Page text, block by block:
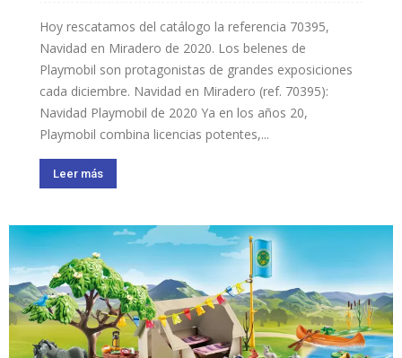
Hoy rescatamos del catálogo la referencia 70395,
Navidad en Miradero de 2020. Los belenes de
Playmobil son protagonistas de grandes exposiciones
cada diciembre. Navidad en Miradero (ref. 70395):
Navidad Playmobil de 2020 Ya en los años 20,
Playmobil combina licencias potentes,...
Leer más